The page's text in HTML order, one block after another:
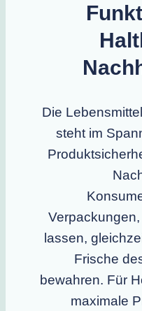
Die
steht im
lassen,
Frische
bewahren. Für
maximale